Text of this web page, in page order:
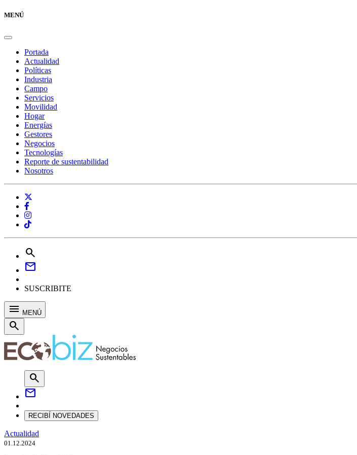
MENÚ
Portada
Actualidad
Políticas
Industria
Campo
Servicios
Movilidad
Hogar
Energías
Gestores
Negocios
Tecnologías
Reporte de sustentabilidad
Nosotros
search
mail
SUSCRIBITE
menu MENÚ
search
search
mail
RECIBÍ NOVEDADES
Actualidad
01.12.2024